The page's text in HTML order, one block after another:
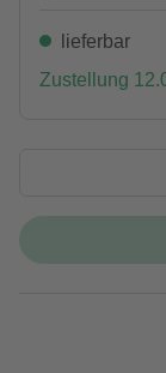
lieferbar
Zustellung